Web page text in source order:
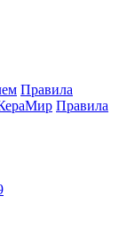
Правила
Правила